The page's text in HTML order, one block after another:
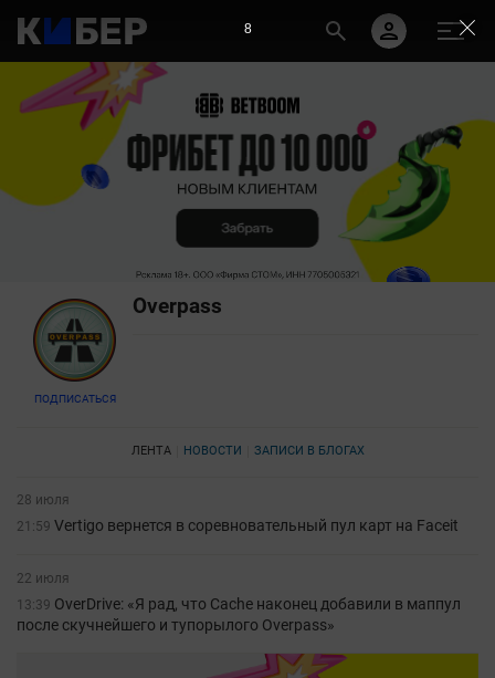
ПОДПИСАТЬСЯ
Overpass
ЛЕНТА НОВОСТИ ЗАПИСИ В БЛОГАХ
28 июля
21:59 Vertigo вернется в соревновательный пул карт на Faceit
22 июля
13:39 OverDrive: «Я рад, что Cache наконец добавили в маппул
после скучнейшего и тупорылого Overpass»
7